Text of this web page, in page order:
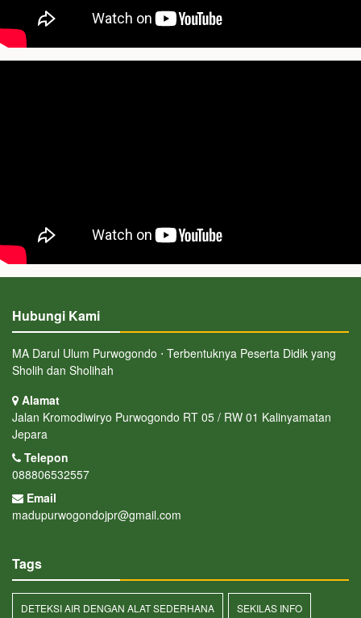
Hubungi Kami
MA Darul Ulum Purwogondo ⋅ Terbentuknya Peserta Didik yang
Sholih dan Sholihah
Alamat
Jalan Kromodiwiryo Purwogondo RT 05 / RW 01 Kalinyamatan
Jepara
Telepon
088806532557
Email
madupurwogondojpr@gmail.com
Tags
DETEKSI AIR DENGAN ALAT SEDERHANA SEKILAS INFO